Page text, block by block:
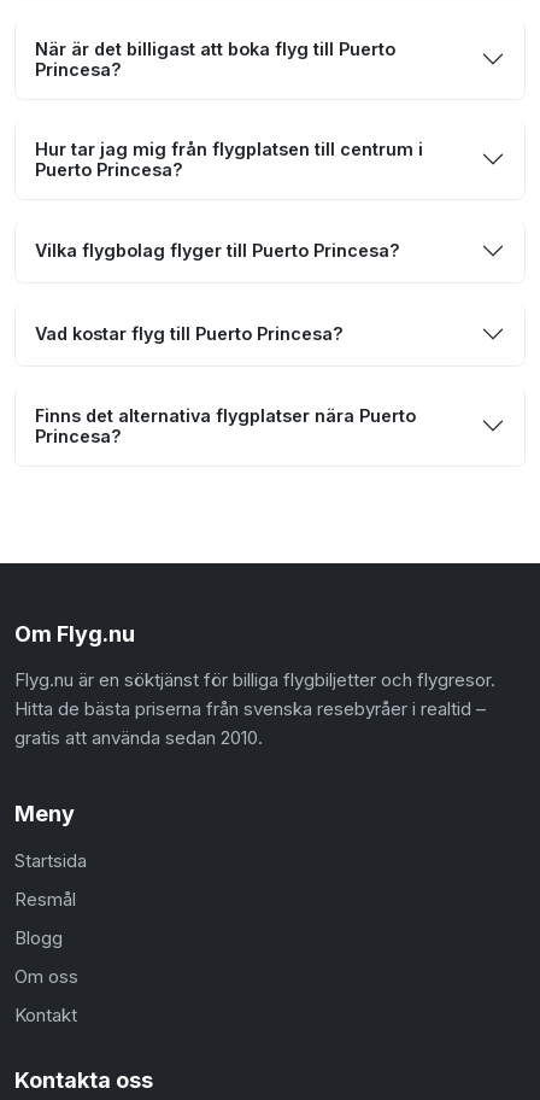
När är det billigast att boka flyg till Puerto
Princesa?
Hur tar jag mig från flygplatsen till centrum i
Puerto Princesa?
Vilka flygbolag flyger till Puerto Princesa?
Vad kostar flyg till Puerto Princesa?
Finns det alternativa flygplatser nära Puerto
Princesa?
Om Flyg.nu
Flyg.nu är en söktjänst för billiga flygbiljetter och flygresor.
Hitta de bästa priserna från svenska resebyråer i realtid –
gratis att använda sedan 2010.
Meny
Startsida
Resmål
Blogg
Om oss
Kontakt
Kontakta oss